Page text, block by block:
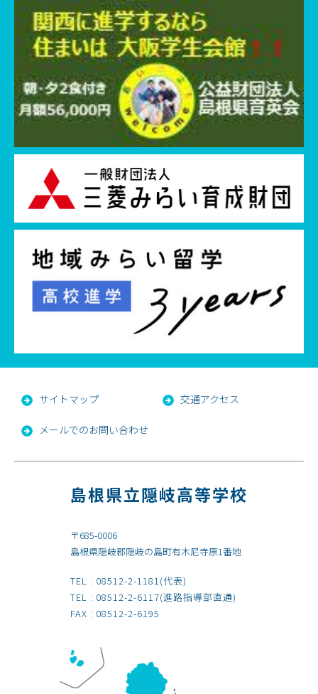
サイトマップ 交通アクセス
メールでのお問い合わせ
島根県立隠岐高等学校
〒685-0006
島根県隠岐郡隠岐の島町有木尼寺原1番地
TEL : 08512-2-1181(代表)
TEL : 08512-2-6117(進路指導部直通)
FAX : 08512-2-6195